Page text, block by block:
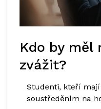
Kdo by měl
zvážit?
Studenti, kteří
soustředěním na